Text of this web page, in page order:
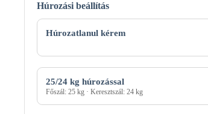
Húrozási beállítás
Húrozási
módHúrozatlanul kérem
25/24 kg húrozással
Főszál: 25 kg · Keresztszál: 24 kg